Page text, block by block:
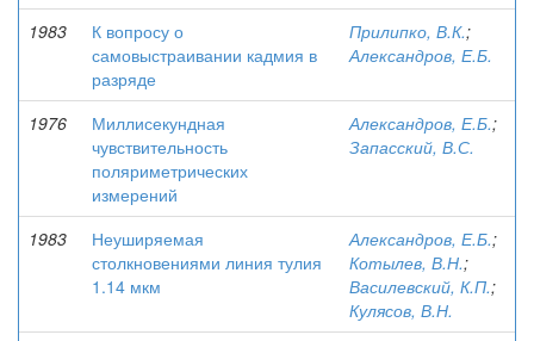
1983
К вопросу о
самовыстраивании кадмия в
разряде
Прилипко, В.К.;
Александров, Е.Б.
1976
Миллисекундная
чувствительность
поляриметрических
измерений
Александров, Е.Б.;
Запасский, В.С.
1983
Неуширяемая
столкновениями линия тулия
1.14 мкм
Александров, Е.Б.;
Котылев, В.Н.;
Василевский, К.П.;
Кулясов, В.Н.